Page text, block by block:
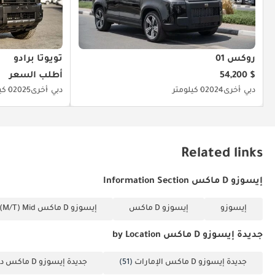
روكس 01
$ 54,200
دبي أخرى20240 كيلومتر
تويوتا برادو
أطلب السعر
دبي أخرى20250 كيلومتر
Related links
إيسوزو D ماكس Information Section
إيسوزو إيسوزو D ماكس إيسوزو D ماكس 3.0L CREW CAB 4WD LS (M/T) Mid
جديدة إيسوزو D ماكس by Location
جديدة إيسوزو D ماكس الإمارات (51) جديدة إيسوزو D ماكس دبي